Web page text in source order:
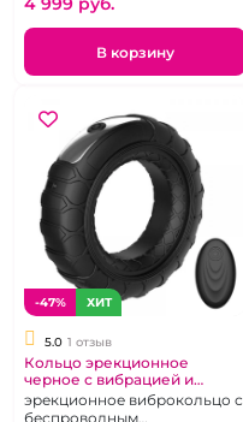
В корзину
-47% ХИТ
5.0 1 отзыв
Кольцо эрекционное
черное с вибрацией и
пультом "Всесезонные
шины" перезаряжаемое
эрекционное виброкольцо с
беспроводным